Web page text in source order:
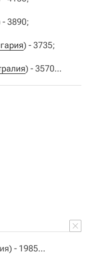
- 3890;
) - 3735;
) - 3570...
- 1985…